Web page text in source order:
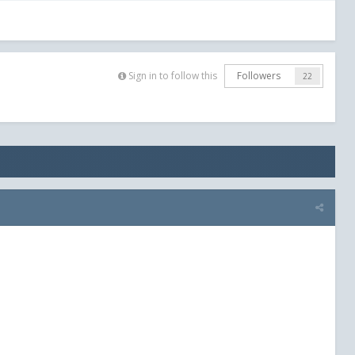
Sign in to follow this Followers 22